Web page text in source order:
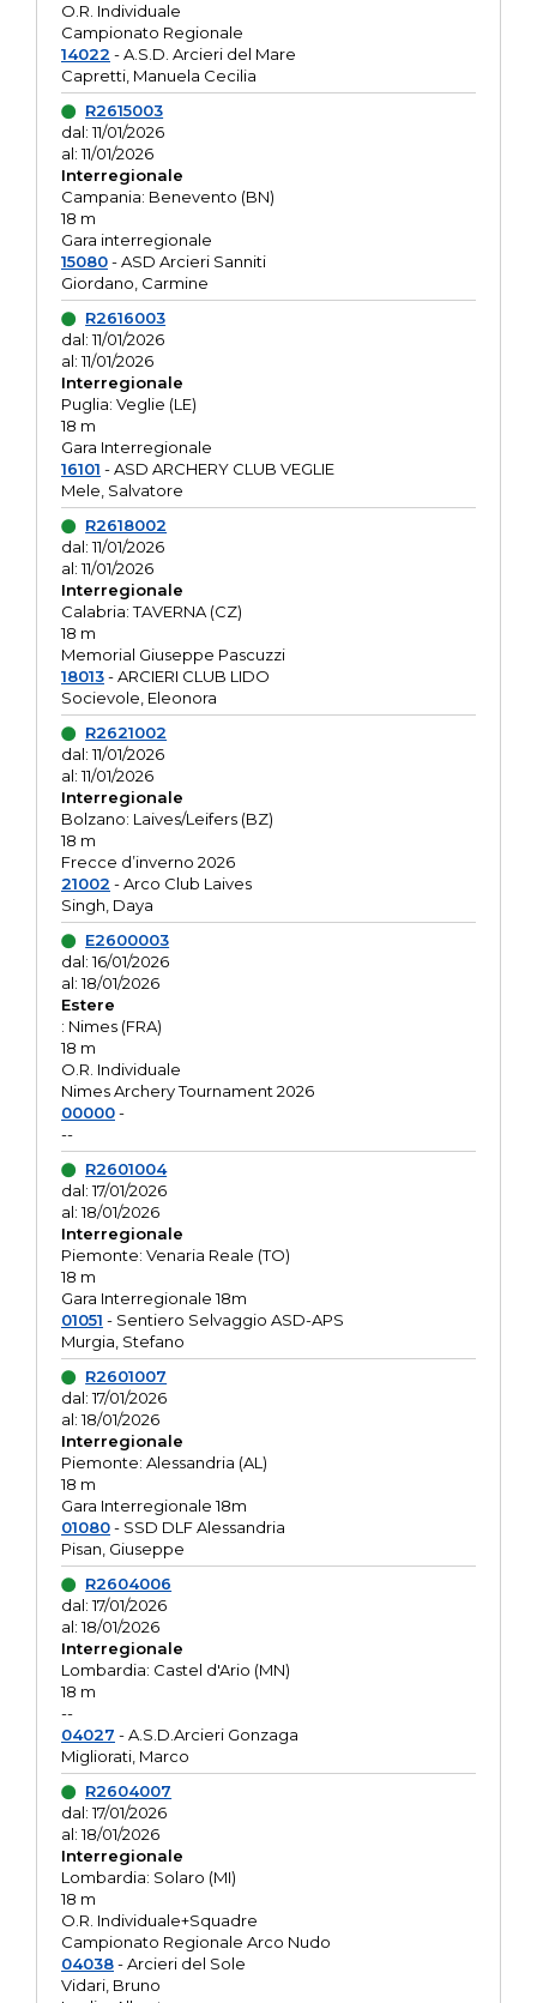
O.R. Individuale
Campionato Regionale
14022 - A.S.D. Arcieri del Mare
Capretti, Manuela Cecilia
R2615003
dal: 11/01/2026
al: 11/01/2026
Interregionale
Campania: Benevento (BN)
18 m
Gara interregionale
15080- ASD Arcieri Sanniti
Giordano, Carmine
R2616003
dal: 11/01/2026
al: 11/01/2026
Interregionale
Puglia: Veglie (LE)
18 m
Gara Interregionale
16101 - ASD ARCHERY CLUB VEGLIE
Mele, Salvatore
R2618002
dal: 11/01/2026
al: 11/01/2026
Interregionale
Calabria: TAVERNA (CZ)
18 m
Memorial Giuseppe Pascuzzi
18013- ARCIERI CLUB LIDO
Socievole, Eleonora
R2621002
dal: 11/01/2026
al: 11/01/2026
Interregionale
Bolzano: Laives/Leifers (BZ)
18 m
Frecce d’inverno 2026
21002 - Arco Club Laives
Singh, Daya
E2600003
dal: 16/01/2026
al: 18/01/2026
Estere
: Nimes (FRA)
18 m
O.R. Individuale
Nimes Archery Tournament 2026
00000-
--
R2601004
dal: 17/01/2026
al: 18/01/2026
Interregionale
Piemonte: Venaria Reale (TO)
18 m
Gara Interregionale 18m
01051 - Sentiero Selvaggio ASD-APS
Murgia, Stefano
R2601007
dal: 17/01/2026
al: 18/01/2026
Interregionale
Piemonte: Alessandria (AL)
18 m
Gara Interregionale 18m
01080- SSD DLF Alessandria
Pisan, Giuseppe
R2604006
dal: 17/01/2026
al: 18/01/2026
Interregionale
Lombardia: Castel d'Ario (MN)
18 m
--
04027 - A.S.D.Arcieri Gonzaga
Migliorati, Marco
R2604007
dal: 17/01/2026
al: 18/01/2026
Interregionale
Lombardia: Solaro (MI)
18 m
O.R. Individuale+Squadre
Campionato Regionale Arco Nudo
04038- Arcieri del Sole
Vidari, Bruno